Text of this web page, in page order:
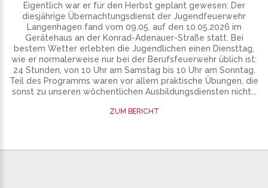
Eigentlich war er für den Herbst geplant gewesen: Der
diesjährige Übernachtungsdienst der Jugendfeuerwehr
Langenhagen fand vom 09.05. auf den 10.05.2026 im
Gerätehaus an der Konrad-Adenauer-Straße statt. Bei
bestem Wetter erlebten die Jugendlichen einen Diensttag,
wie er normalerweise nur bei der Berufsfeuerwehr üblich ist:
24 Stunden, von 10 Uhr am Samstag bis 10 Uhr am Sonntag.
Teil des Programms waren vor allem praktische Übungen, die
sonst zu unseren wöchentlichen Ausbildungsdiensten nicht...
ZUM BERICHT